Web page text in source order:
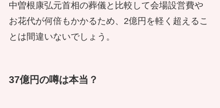
中曽根康弘元首相の葬儀と比較して会場設営費や
お花代が何倍もかかるため、2億円を軽く超えるこ
とは間違いないでしょう。
37億円の噂は本当？